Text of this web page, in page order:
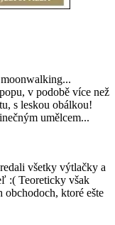
v podobě více než
s leskou obálkou!
umělcem...
všetky výtlačky a
:( Teoreticky však
ktoré ešte